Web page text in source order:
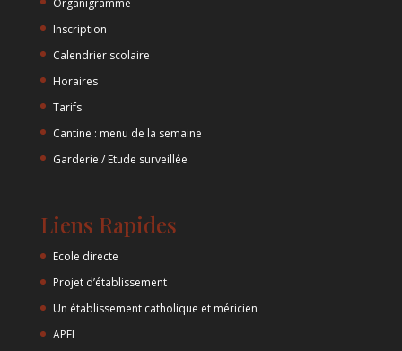
Organigramme
Inscription
Calendrier scolaire
Horaires
Tarifs
Cantine : menu de la semaine
Garderie / Etude surveillée
Liens Rapides
Ecole directe
Projet d’établissement
Un établissement catholique et méricien
APEL